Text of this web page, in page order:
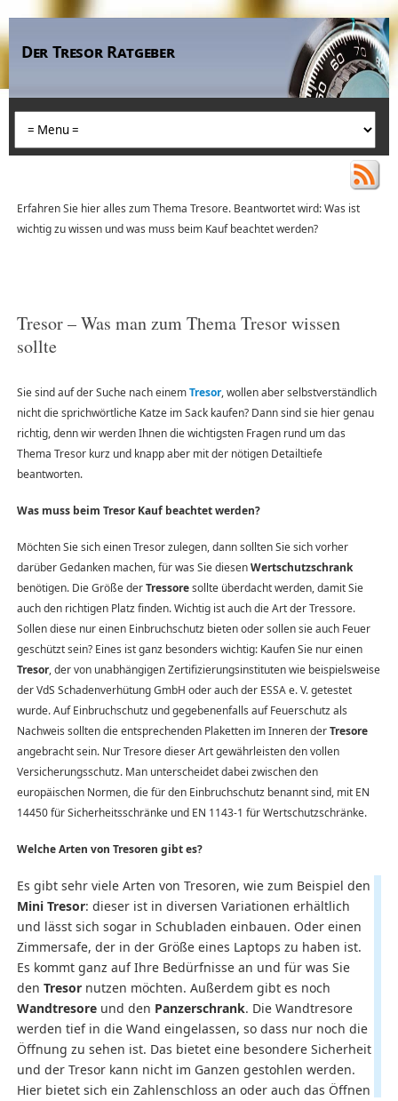
Der Tresor Ratgeber
Erfahren Sie hier alles zum Thema Tresore. Beantwortet wird: Was ist
wichtig zu wissen und was muss beim Kauf beachtet werden?
Tresor – Was man zum Thema Tresor wissen
sollte
Sie sind auf der Suche nach einemTresor, wollen aber selbstverständlich
nicht die sprichwörtliche Katze im Sack kaufen? Dann sind sie hier genau
richtig, denn wir werden Ihnen die wichtigsten Fragen rund um das
Thema Tresor kurz und knapp aber mit der nötigen Detailtiefe
beantworten.
Was muss beim Tresor Kauf beachtet werden?
Möchten Sie sich einen Tresor zulegen, dann sollten Sie sich vorher
darüber Gedanken machen, für was Sie diesenWertschutzschrank
benötigen. Die Größe derTressoresollte überdacht werden, damit Sie
auch den richtigen Platz finden. Wichtig ist auch die Art der Tressore.
Sollen diese nur einen Einbruchschutz bieten oder sollen sie auch Feuer
geschützt sein? Eines ist ganz besonders wichtig: Kaufen Sie nur einen
Tresor, der von unabhängigen Zertifizierungsinstituten wie beispielsweise
der VdS Schadenverhütung GmbH oder auch der ESSA e. V. getestet
wurde. Auf Einbruchschutz und gegebenenfalls auf Feuerschutz als
Nachweis sollten die entsprechenden Plaketten im Inneren derTresore
angebracht sein. Nur Tresore dieser Art gewährleisten den vollen
Versicherungsschutz. Man unterscheidet dabei zwischen den
europäischen Normen, die für den Einbruchschutz benannt sind, mit EN
14450 für Sicherheitsschränke und EN 1143-1 für Wertschutzschränke.
Welche Arten von Tresoren gibt es?
Es gibt sehr viele Arten von Tresoren, wie zum Beispiel den
Mini Tresor: dieser ist in diversen Variationen erhältlich
und lässt sich sogar in Schubladen einbauen. Oder einen
Zimmersafe, der in der Größe eines Laptops zu haben ist.
Es kommt ganz auf Ihre Bedürfnisse an und für was Sie
den Tresornutzen möchten. Außerdem gibt es noch
Wandtresoreund den Panzerschrank. Die Wandtresore
werden tief in die Wand eingelassen, so dass nur noch die
Öffnung zu sehen ist. Das bietet eine besondere Sicherheit
und der Tresor kann nicht im Ganzen gestohlen werden.
Hier bietet sich ein Zahlenschloss an oder auch das Öffnen